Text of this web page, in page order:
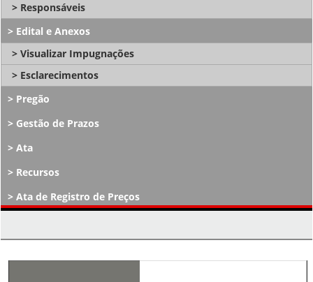
Responsáveis
Edital e Anexos
Visualizar Impugnações
Esclarecimentos
Pregão
Gestão de Prazos
Ata
Recursos
Ata de Registro de Preços